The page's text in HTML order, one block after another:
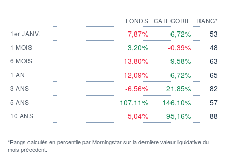
1er JANV.
1 MOIS
6 MOIS
1 AN
3 ANS
5 ANS
10 ANS
FONDS
-7,87%
3,20%
-13,80%
-12,09%
-6,56%
107,11%
-5,04%
CATEGORIE
6,72%
-0,39%
9,58%
6,72%
21,85%
146,10%
95,16%
RANG*
53
48
63
65
82
57
88
*Rangs calculés en percentile par Morningstar sur la dernière valeur liquidative du
mois précédent.